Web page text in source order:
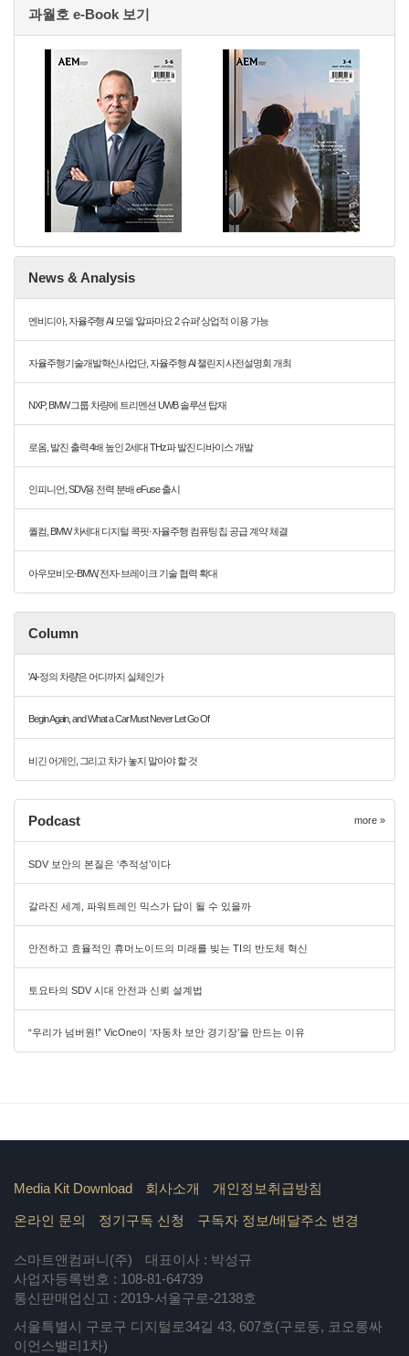
과월호 e-Book 보기
News & Analysis
엔비디아, 자율주행 AI 모델 ‘알파마요 2 슈퍼’ 상업적 이용 가능
자율주행기술개발혁신사업단, 자율주행 AI 챌린지 사전설명회 개최
NXP, BMW 그룹 차량에 트리멘션 UWB 솔루션 탑재
로옴, 발진 출력 4배 높인 2세대 THz파 발진 디바이스 개발
인피니언, SDV용 전력 분배 eFuse 출시
퀄컴, BMW 차세대 디지털 콕핏·자율주행 컴퓨팅 칩 공급 계약 체결
아우모비오-BMW, 전자·브레이크 기술 협력 확대
Column
'AI-정의 차량'은 어디까지 실체인가
Begin Again, and What a Car Must Never Let Go Of
비긴 어게인, 그리고 차가 놓지 말아야 할 것
Podcast more »
SDV 보안의 본질은 ‘추적성’이다
갈라진 세계, 파워트레인 믹스가 답이 될 수 있을까
안전하고 효율적인 휴머노이드의 미래를 빚는 TI의 반도체 혁신
토요타의 SDV 시대 안전과 신뢰 설계법
“우리가 넘버원!” VicOne이 ‘자동차 보안 경기장’을 만드는 이유
Media Kit Download 회사소개 개인정보취급방침
온라인 문의 정기구독 신청 구독자 정보/배달주소 변경
스마트앤컴퍼니(주)
대표이사 : 박성규
사업자등록번호 : 108-81-64739
통신판매업신고 : 2019-서울구로-2138호
서울특별시 구로구 디지털로34길 43, 607호(구로동, 코오롱싸
이언스밸리1차)